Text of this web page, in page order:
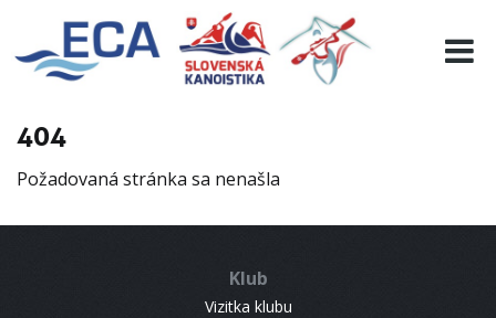
404
Požadovaná stránka sa nenašla
Klub
Vizitka klubu
EURO 19
INFO
RESULTS
CONTACT